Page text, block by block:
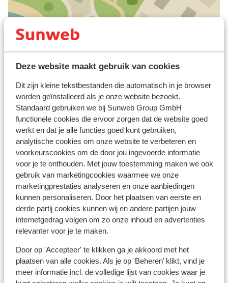
Deze website maakt gebruik van cookies
Dit zijn kleine tekstbestanden die automatisch in je browser
worden geïnstalleerd als je onze website bezoekt.
Standaard gebruiken we bij Sunweb Group GmbH
functionele cookies die ervoor zorgen dat de website goed
werkt en dat je alle functies goed kunt gebruiken,
analytische cookies om onze website te verbeteren en
voorkeurscookies om de door jou ingevoerde informatie
voor je te onthouden. Met jouw toestemming maken we ook
gebruik van marketingcookies waarmee we onze
marketingprestaties analyseren en onze aanbiedingen
kunnen personaliseren. Door het plaatsen van eerste en
derde partij cookies kunnen wij en andere partijen jouw
internetgedrag volgen om zo onze inhoud en advertenties
relevanter voor je te maken.
Door op 'Accepteer' te klikken ga je akkoord met het
plaatsen van alle cookies. Als je op 'Beheren’ klikt, vind je
meer informatie incl. de volledige lijst van cookies waar je
In de buurt
Strand: 450 m
Centrum Tigaki: 400 m
Bushalte: 30 m
Pinautomaat: 250 m
Winkels: 200 m
(Mini)supermarkt: 200 m
Restaurant: 50 m
Apotheek: 1000 m
Arts: 50 m
Ziekenhuis: 10 km
Aan een hoofdweg
Ook interessant voor jou